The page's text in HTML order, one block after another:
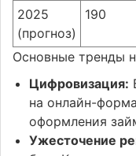
2025
(прогноз)
190
Основные тренды
Цифровизация:
на онлайн-
оформления
Ужесточение